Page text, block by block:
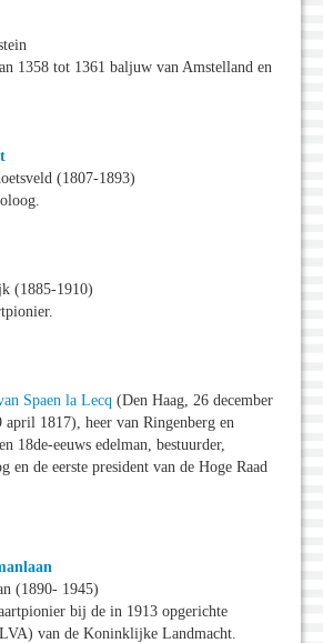
1358 tot 1361 baljuw van Amstelland en
(1807-1893)
(1885-1910)
Spaen la Lecq (Den Haag, 26 december
april 1817), heer van Ringenberg en
18de-eeuws edelman, bestuurder,
en de eerste president van de Hoge Raad
(1890- 1945)
bij de in 1913 opgerichte
van de Koninklijke Landmacht.